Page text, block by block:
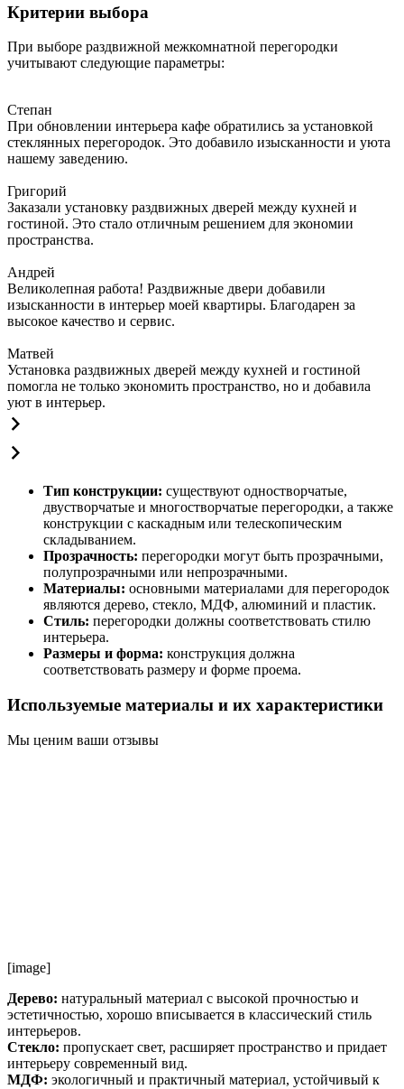
Критерии выбора
При выборе раздвижной межкомнатной перегородки
учитывают следующие параметры:
Степан
При обновлении интерьера кафе обратились за установкой
стеклянных перегородок. Это добавило изысканности и уюта
нашему заведению.
Григорий
Заказали установку раздвижных дверей между кухней и
гостиной. Это стало отличным решением для экономии
пространства.
Андрей
Великолепная работа! Раздвижные двери добавили
изысканности в интерьер моей квартиры. Благодарен за
высокое качество и сервис.
Матвей
Установка раздвижных дверей между кухней и гостиной
помогла не только экономить пространство, но и добавила
уют в интерьер.
Тип конструкции: существуют одностворчатые,
двустворчатые и многостворчатые перегородки, а также
конструкции с каскадным или телескопическим
складыванием.
Прозрачность: перегородки могут быть прозрачными,
полупрозрачными или непрозрачными.
Материалы: основными материалами для перегородок
являются дерево, стекло, МДФ, алюминий и пластик.
Стиль: перегородки должны соответствовать стилю
интерьера.
Размеры и форма: конструкция должна
соответствовать размеру и форме проема.
Используемые материалы и их характеристики
Мы ценим ваши отзывы
[image]
Дерево: натуральный материал с высокой прочностью и
эстетичностью, хорошо вписывается в классический стиль
интерьеров.
Стекло: пропускает свет, расширяет пространство и придает
интерьеру современный вид.
МДФ: экологичный и практичный материал, устойчивый к